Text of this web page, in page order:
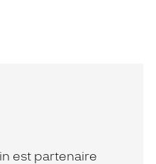
est partenaire